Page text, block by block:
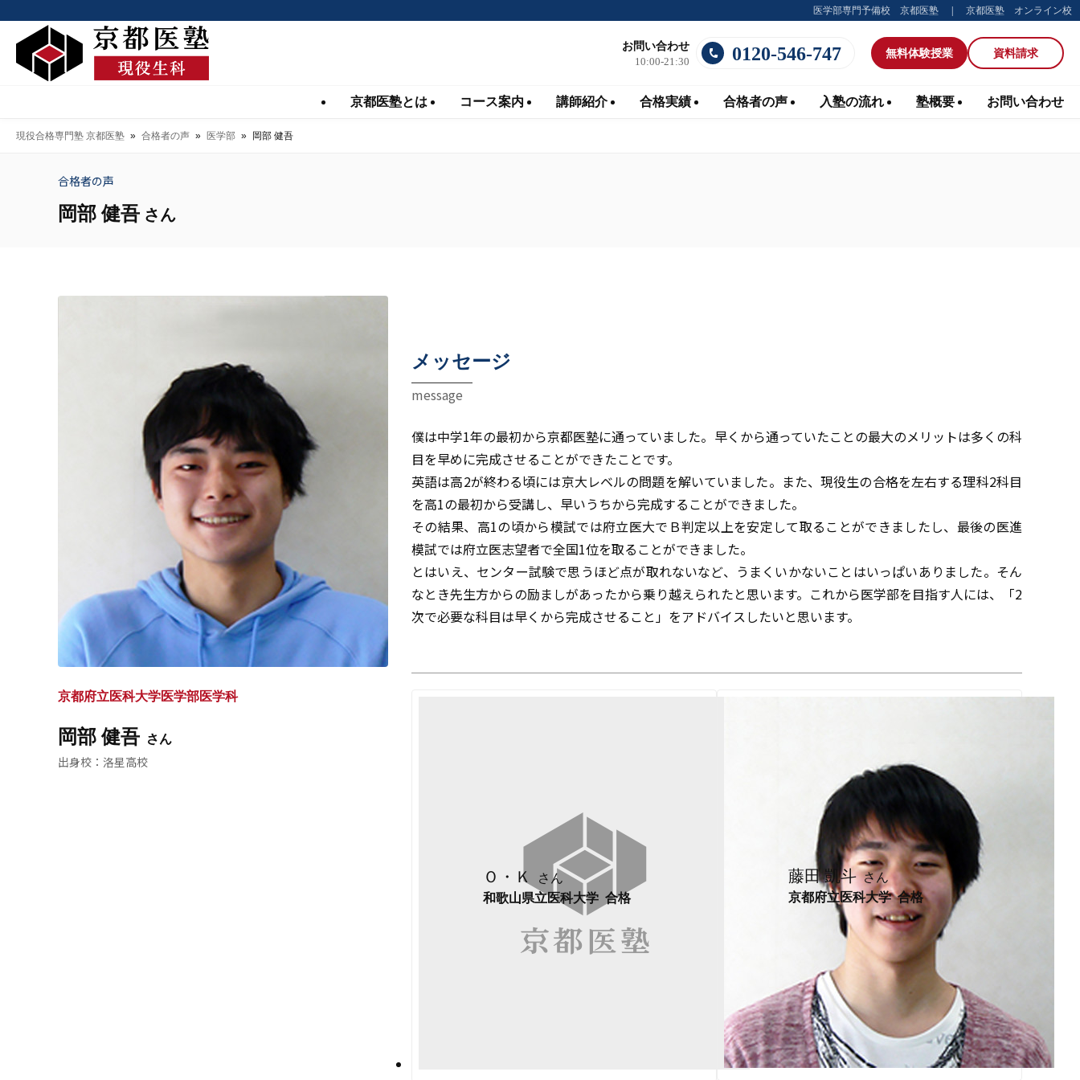
医学部専門予備校 京都医塾 京都医塾 オンライン校
お問い合わせ
10:00-21:30
0120-546-747 無料体験授業 資料請求
京都医塾とは コース案内 講師紹介 合格実績 合格者の声 入塾の流れ 塾概要 お問い合わせ
現役合格専門塾 京都医塾 » 合格者の声 » 医学部 » 岡部 健吾
合格者の声
岡部 健吾 さん
京都府立医科大学医学部医学科
岡部 健吾
洛星高校
メッセージ
message
僕は中学1年の最初から京都医塾に通っていました。早くから通っていたことの最大のメリットは多くの科
目を早めに完成させることができたことです。
英語は高2が終わる頃には京大レベルの問題を解いていました。また、現役生の合格を左右する理科2科目
を高1の最初から受講し、早いうちから完成することができました。
その結果、高1の頃から模試では府立医大でＢ判定以上を安定して取ることができましたし、最後の医進
模試では府立医志望者で全国1位を取ることができました。
とはいえ、センター試験で思うほど点が取れないなど、うまくいかないことはいっぱいありました。そん
なとき先生方からの励ましがあったから乗り越えられたと思います。これから医学部を目指す人には、「2
次で必要な科目は早くから完成させること」をアドバイスしたいと思います。
Ｏ・Ｋ
和歌山県立医科大学
藤田 凱斗
京都府立医科大学